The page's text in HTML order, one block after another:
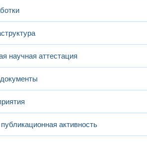
научная аттестация
активность